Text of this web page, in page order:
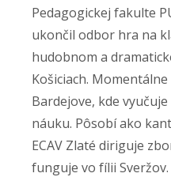
Pedagogickej fakulte
ukončil odbor hra na
hudobnom a
Košiciach. Momentálne
Bardejove, kde
náuku. Pôsobí ako
ECAV Zlaté diriguje
funguje vo fílii